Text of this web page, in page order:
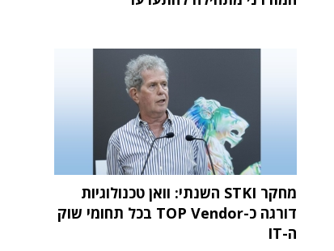
מחקר STKI השנתי: וואן טכנולוגיות
דורגה כ-TOP Vendor בכל תחומי שוק
ה-IT